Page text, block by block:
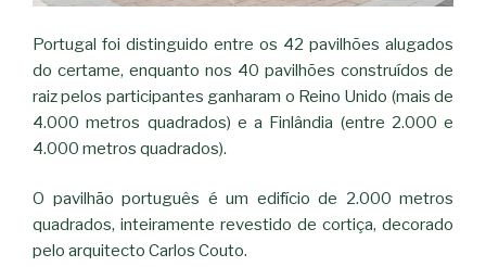
Portugal foi distinguido entre os 42 pavilhões alugados
do certame, enquanto nos 40 pavilhões construídos de
raiz pelos participantes ganharam o Reino Unido (mais de
4.000 metros quadrados) e a Finlândia (entre 2.000 e
4.000 metros quadrados).
O pavilhão português é um edifício de 2.000 metros
quadrados, inteiramente revestido de cortiça, decorado
pelo arquitecto Carlos Couto.